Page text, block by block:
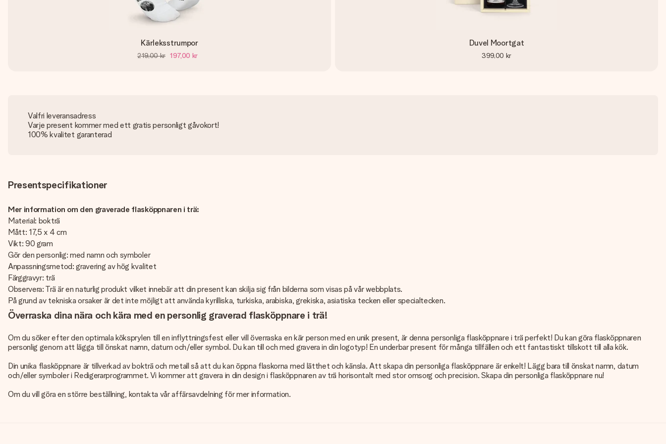
Kärleksstrumpor
219,00 kr 197,00 kr
Duvel Moortgat
399,00 kr
Valfri leveransadress
Varje present kommer med ett gratis personligt gåvokort!
100% kvalitet garanterad
Presentspecifikationer
Mer information om den graverade flasköppnaren i trä:
Material: bokträ
Mått: 17,5 x 4 cm
Vikt: 90 gram
Gör den personlig: med namn och symboler
Anpassningsmetod: gravering av hög kvalitet
Färggravyr: trä
Observera: Trä är en naturlig produkt vilket innebär att din present kan skilja sig från bilderna som visas på vår webbplats.
På grund av tekniska orsaker är det inte möjligt att använda kyrilliska, turkiska, arabiska, grekiska, asiatiska tecken eller specialtecken.
Överraska dina nära och kära med en personlig graverad flasköppnare i trä!
Om du söker efter den optimala köksprylen till en inflyttningsfest eller vill överraska en kär person med en unik present, är denna personliga flasköppnare i trä perfekt! Du kan göra flasköppnaren
personlig genom att lägga till önskat namn, datum och/eller symbol. Du kan till och med gravera in din logotyp! En underbar present för många tillfällen och ett fantastiskt tillskott till alla kök.
Din unika flasköppnare är tillverkad av bokträ och metall så att du kan öppna flaskorna med lätthet och känsla. Att skapa din personliga flasköppnare är enkelt! Lägg bara till önskat namn, datum
och/eller symboler i Redigerarprogrammet. Vi kommer att gravera in din design i flasköppnaren av trä horisontalt med stor omsorg och precision. Skapa din personliga flasköppnare nu!
Om du vill göra en större beställning, kontakta vår affärsavdelning för mer information.